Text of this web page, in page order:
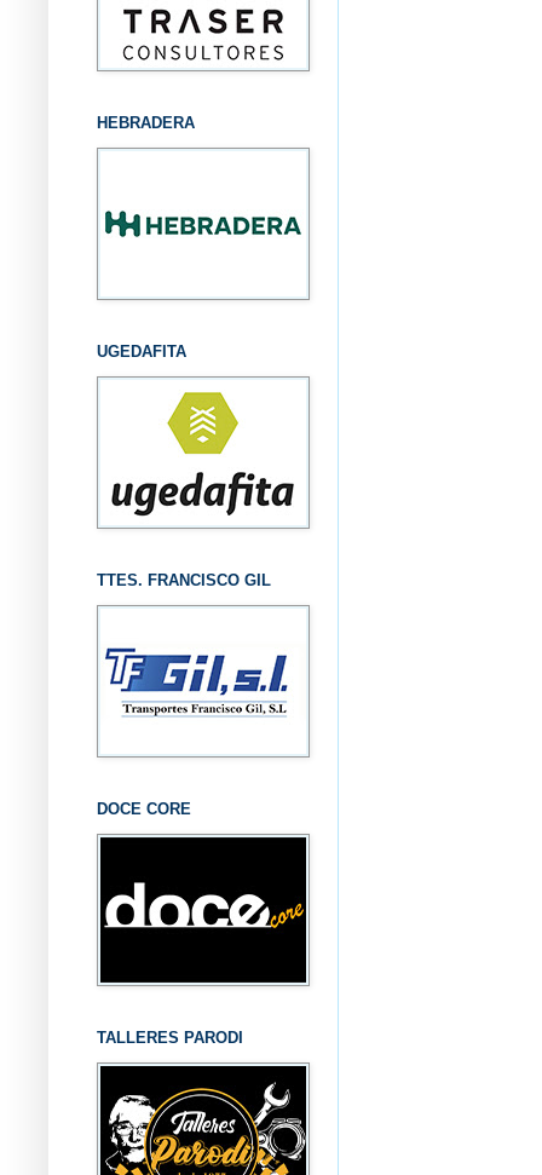
HEBRADERA
UGEDAFITA
TTES. FRANCISCO GIL
DOCE CORE
TALLERES PARODI